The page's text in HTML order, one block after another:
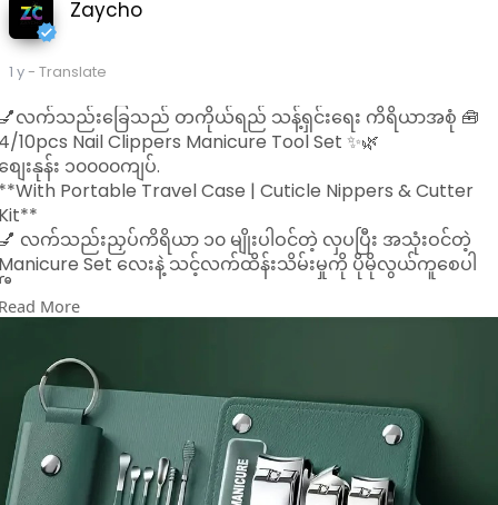
**#manicureset
Zaycho
1 y- Translate
လက်သည်းခြေသည် တကိုယ်ရည် သန့်ရှင်းရေး ကိရိယာအစုံ 🧰
10pcs Nail Clippers Manicure Tool Set ✨🌿
ျေးနုန်း ၁၀၀၀၀ကျပ်.
Portable Travel Case | Cuticle Nippers & Cutter
လက်သည်းညှပ်ကိရိယာ ၁၀ မျိုးပါဝင်တဲ့ လှပပြီး အသုံးဝင်တဲ့
Set လေးနဲ့ သင့်လက်ထိန်းသိမ်းမှုကို ပိုမိုလွယ်ကူစေပါ
။
**အိမ်မှာပဲဖြစ်ဖြစ်၊ ခရီးသွားရင်းမှာပဲဖြစ်ဖြစ် အသုံးပြုနိုင်တဲ့
**ပါဝင်သောပစ္စည်းများ**
Nail Clippers ၃ မျိုး (MANICURE စာတပ်ထားသည်)
Nail File ၁ ခု
Cuticle Pusher, Tweezers, Ear Pick စတဲ့ Grooming Tools
မျိုး
**အထူးအင်္ဂါရပ်များ**
More